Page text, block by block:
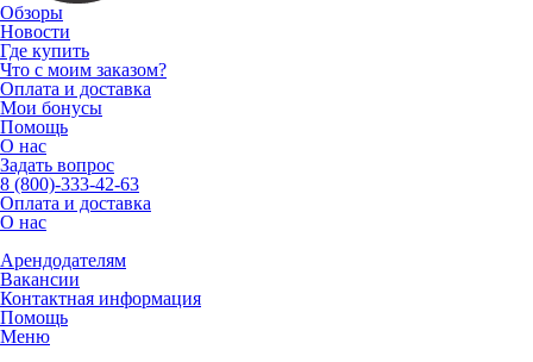
Обзоры
Новости
Где купить
Что с моим заказом?
Оплата и доставка
Мои бонусы
Помощь
О нас
Задать вопрос
8 (800)-333-42-63
Оплата и доставка
О нас
Арендодателям
Вакансии
Контактная информация
Помощь
Меню